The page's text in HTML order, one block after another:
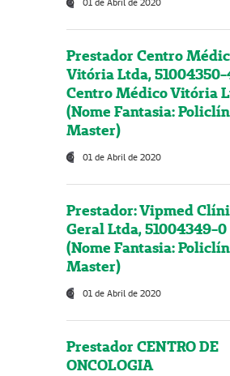
01 de Abril de 2020
Prestador Centro
Vitória Ltda, 51004350-
Centro Médico Vitória
(Nome Fantasia:
Master)
01 de Abril de 2020
Prestador: Vipmed
Geral Ltda, 51004349-0
(Nome Fantasia:
Master)
01 de Abril de 2020
Prestador CENTRO DE
ONCOLOGIA